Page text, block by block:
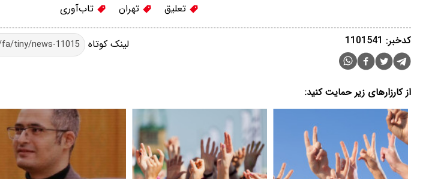
تعلیق تهران تاب‌آوری
لینک کوتاه کدخبر: 1101541
از کارزارهای زیر حمایت کنید: